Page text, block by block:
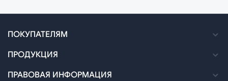
ПОКУПАТЕЛЯМ
Как оформить заказ
Доставка
ПРОДУКЦИЯ
Каталог
ПРАВОВАЯ ИНФОРМАЦИЯ